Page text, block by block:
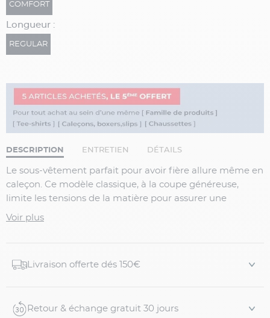
COMFORT
Longueur :
REGULAR
DESCRIPTION ENTRETIEN DÉTAILS
Le sous-vêtement parfait pour avoir fière allure même en
caleçon. Ce modèle classique, à la coupe généreuse,
limite les tensions de la matière pour assurer une
excellente durabilité. L’élastique haut de gamme est
- Caleçon classique fit pour homme grande taille
Voir plus
Livraison offerte dés 150€
Retour & échange gratuit 30 jours